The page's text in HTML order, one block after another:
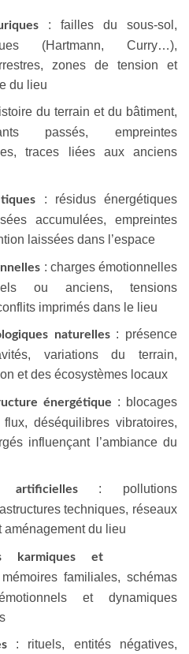
: failles du sous-sol,
(Hartmann, Curry…),
zones de tension et
du lieu
du terrain et du bâtiment,
passés, empreintes
traces liées aux anciens
: résidus énergétiques
accumulées, empreintes
laissées dans l’espace
: charges émotionnelles
ou anciens, tensions
imprimés dans le lieu
naturelles: présence
variations du terrain,
et des écosystèmes locaux
énergétique : blocages
déséquilibres vibratoires,
influençant l’ambiance du
artificielles: pollutions
techniques, réseaux
aménagement du lieu
karmiques et
familiales, schémas
et dynamiques
: rituels, entités négatives,